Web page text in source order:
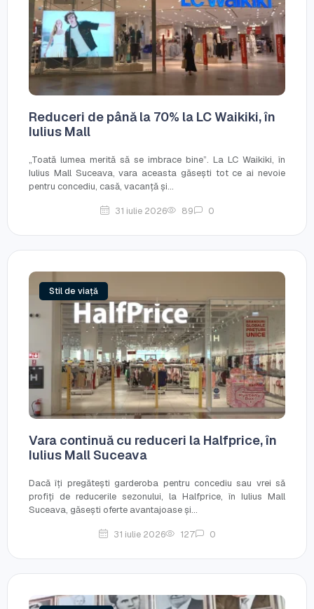
Reduceri de până la 70% la LC Waikiki, în
Iulius Mall
„Toată lumea merită să se imbrace bine”. La LC Waikiki, în
Iulius Mall Suceava, vara aceasta găsești tot ce ai nevoie
pentru concediu, casă, vacanță și...
31 iulie 2026 89 0
Stil de viață
Vara continuă cu reduceri la Halfprice, în
Iulius Mall Suceava
Dacă îți pregătești garderoba pentru concediu sau vrei să
profiți de reducerile sezonului, la Halfprice, în Iulius Mall
Suceava, găsești oferte avantajoase și...
31 iulie 2026 127 0